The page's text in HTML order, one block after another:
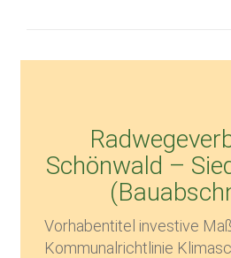
Schönwald –
Vorhabentitel investive
Kommunalrichtlinie